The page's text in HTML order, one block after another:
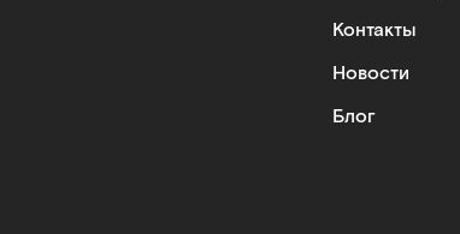
Контакты
Новости
Блог